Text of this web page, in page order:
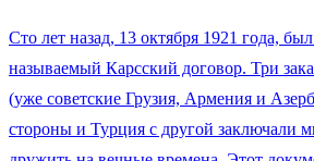
Сто лет назад, 13 октября 1921 года,
называемый Карсский договор. Три
(уже советские Грузия, Армения и
стороны и Турция с другой заключали